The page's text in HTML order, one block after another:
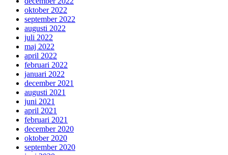
oktober 2022
september 2022
augusti 2022
juli 2022
maj 2022
april 2022
februari 2022
januari 2022
december 2021
augusti 2021
juni 2021
april 2021
februari 2021
december 2020
oktober 2020
september 2020